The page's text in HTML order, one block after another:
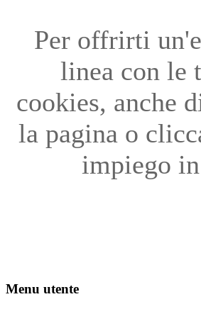
Per offrirti
linea con le
cookies, anche
la pagina o
impiego
Menu utente